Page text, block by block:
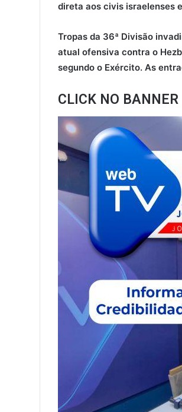
direta aos civis israelenses
Tropas da 36ª Divisão
atual ofensiva contra o
segundo o Exército. As
CLICK NO